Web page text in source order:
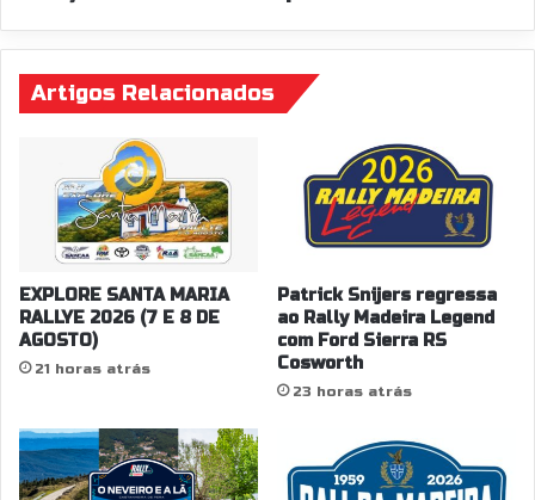
Artigos Relacionados
EXPLORE SANTA MARIA
RALLYE 2026 (7 E 8 DE
AGOSTO)
21 horas atrás
Patrick Snijers regressa
ao Rally Madeira Legend
com Ford Sierra RS
Cosworth
23 horas atrás